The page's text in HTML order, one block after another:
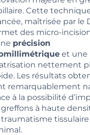
Cette
maîtrisée par le
des micro-
précision
et une
nettement
Les résultats
remarquablement
à la possibilité
greffons à haute
tissulaire